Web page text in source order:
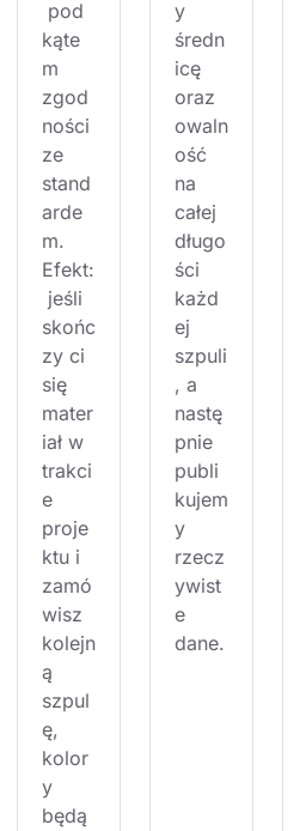
pod
kąte
m
zgod
ności
ze
stand
arde
m.
Efekt:
jeśli
skońc
zy ci
się
mater
iał w
trakci
e
proje
ktu i
zamó
wisz
kolejn
ą
szpul
ę,
kolor
y
będą
y
średn
icę
oraz
owaln
ość
na
całej
długo
ści
każd
ej
szpuli
, a
nastę
pnie
publi
kujem
y
rzecz
ywist
e
dane.